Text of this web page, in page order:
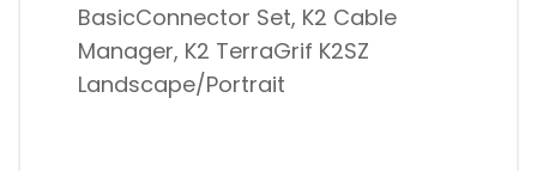
BasicConnector Set, K2 Cable
Manager, K2 TerraGrif K2SZ
Landscape/Portrait